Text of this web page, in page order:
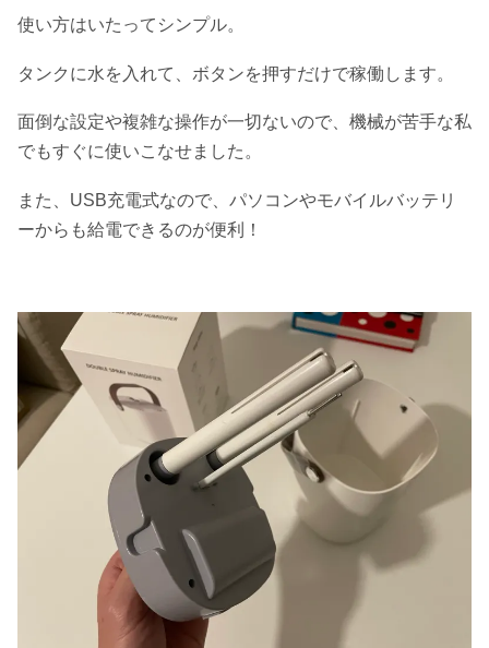
使い方はいたってシンプル。
タンクに水を入れて、ボタンを押すだけで稼働します。
面倒な設定や複雑な操作が一切ないので、機械が苦手な私
でもすぐに使いこなせました。
また、USB充電式なので、パソコンやモバイルバッテリ
ーからも給電できるのが便利！